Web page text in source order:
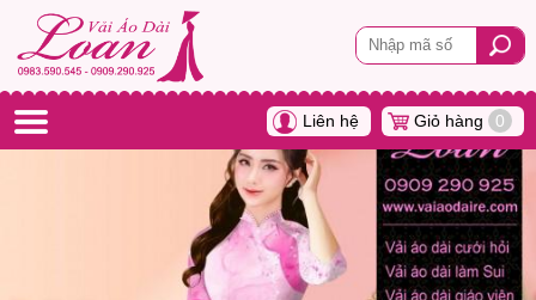
Liên hệ Giỏ hàng 0